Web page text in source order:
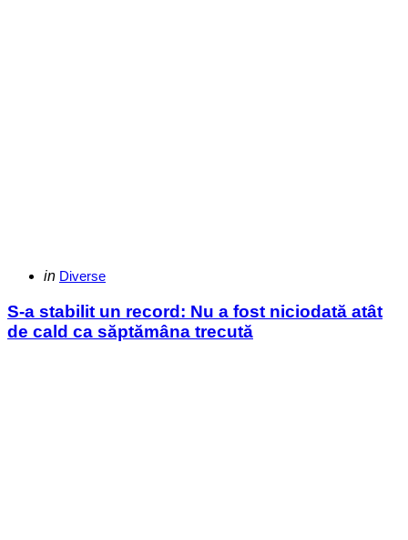
Categories
Posted
in Diverse
S-a stabilit un record: Nu a fost niciodată atât
de cald ca săptămâna trecută